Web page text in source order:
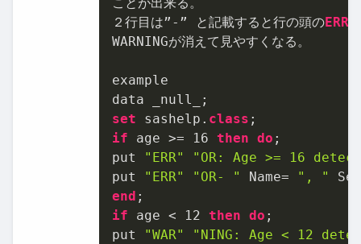
２行目は”-” と記載すると行の頭の
WARNINGが消えて見やすくなる。
example
set sashelp. class
if age >= 16 then do ;
put
"ERR"
"OR: Age >= 16
put
"ERR" "OR- " Name= ", "
end
if age < 12 then do ;
put
"WAR"
"NING: Age < 12